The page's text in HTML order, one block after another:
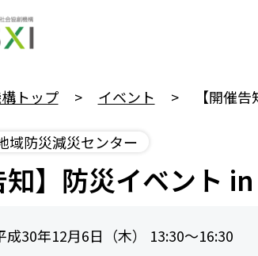
トップ イベント 【開催
域防災減災センター
知】防災イベント
成30年12月6日（木） 13:30〜16:30